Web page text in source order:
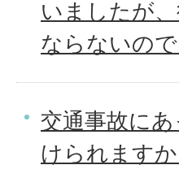
いましたが
ならないの
交通事故に
けられますか